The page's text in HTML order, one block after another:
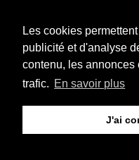
Les cookies
publicité et d'analyse
contenu, les annonces
trafic. En savoir plus
J'ai